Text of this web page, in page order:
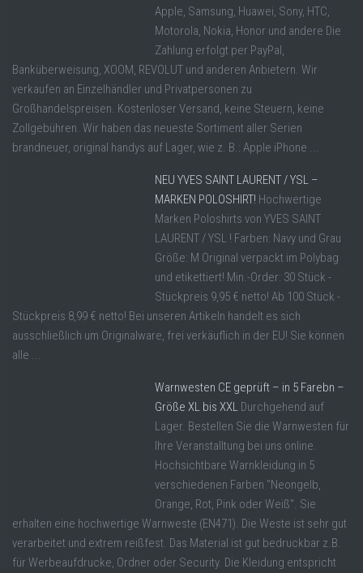
Apple, Samsung, Huawei, Sony, HTC,
Motorola, Nokia, Honor und andere Die
Zahlung erfolgt per PayPal,
Banküberweisung, XOOM, REVOLUT und anderen Anbietern. Wir
verkaufen an Einzelhändler und Privatpersonen zu
Großhandelspreisen. Kostenloser Versand, keine Steuern, keine
Zollgebühren. Wir haben das neueste Sortiment aller Serien
brandneuer, original handys auf Lager, wie z. B.: Apple iPhone ...
NEU YVES SAINT LAURENT / YSL –
MARKEN POLOSHIRT! Hochwertige
Marken Poloshirts von YVES SAINT
LAURENT / YSL ! Farben: Navy und Grau
Größe: M Original verpackt im Polybag
und etikettiert! Min.-Order: 30 Stück -
Stückpreis 9,95 € netto! Ab 100 Stück -
Stückpreis 8,99 € netto! Bei unseren Artikeln handelt es sich
ausschließlich um Originalware, frei verkäuflich in der EU! Sie können
alle ...
Warnwesten CE geprüft – in 5 Farebn –
Größe XL bis XXL Durchgehend auf
Lager. Bestellen Sie die Warnwesten für
Ihre Veranstalltung bei uns online.
Hochsichtbare Warnkleidung in 5
verschiedenen Farben "Neongelb,
Orange, Rot, Pink oder Weiß". Sie
erhalten eine hochwertige Warnweste (EN471). Die Weste ist sehr gut
verarbeitet und extrem reißfest. Das Material ist gut bedruckbar z.B.
für Werbeaufdrucke, Ordner oder Security. Die Kleidung entspricht